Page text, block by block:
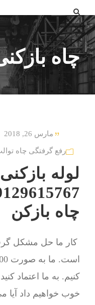
چاه
مارس 26, 2018
رفع گرفتگی چاه
لوله
چاه بازکن
کار ما حل مشکل
کنیم. به ما اعتماد
خوب خواهیم داد آیا